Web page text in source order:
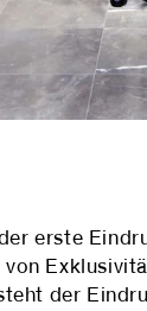
erste
der